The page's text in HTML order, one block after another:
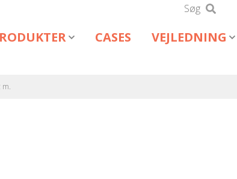
Søg
CASES VEJLEDNING
m.